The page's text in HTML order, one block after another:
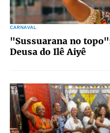
CARNAVAL
"Sussuarana no
Deusa do Ilê Aiyê